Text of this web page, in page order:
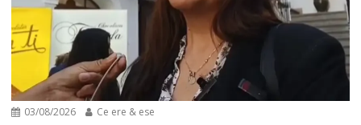
03/08/2026 Ce ere & ese